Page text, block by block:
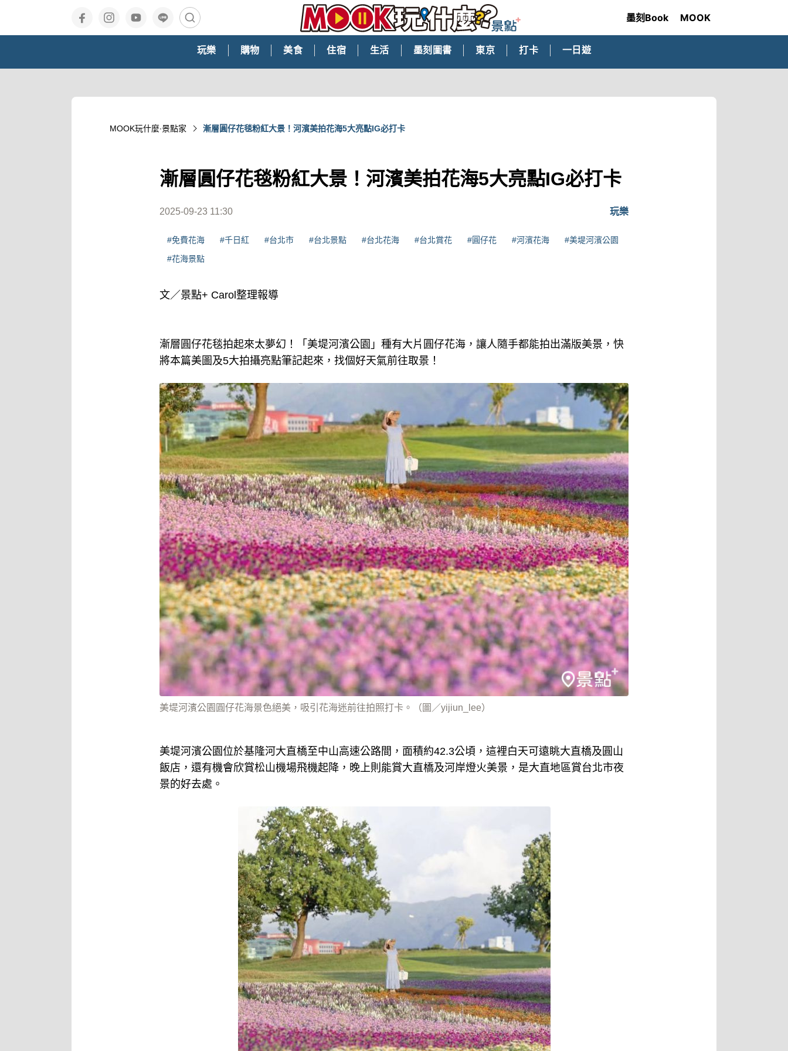
墨刻Book MOOK
玩樂 購物 美食 住宿 生活 墨刻圖書 東京 打卡 一日遊
MOOK玩什麼‧景點家 漸層圓仔花毯粉紅大景！河濱美拍花海5大亮點IG必打卡
漸層圓仔花毯粉紅大景！河濱美拍花海5大亮點IG必打卡
2025-09-23 11:30 玩樂
#免費花海 #千日紅 #台北市 #台北景點 #台北花海 #台北賞花 #圓仔花 #河濱花海
#美堤河濱公園
#花海景點
文／景點+ Carol整理報導
漸層圓仔花毯拍起來太夢幻！「美堤河濱公園」種有大片圓仔花海，讓人隨手都能拍出滿版美景，快
將本篇美圖及5大拍攝亮點筆記起來，找個好天氣前往取景！
美堤河濱公園圓仔花海景色絕美，吸引花海迷前往拍照打卡。（圖／yijiun_lee）
美堤河濱公園位於基隆河大直橋至中山高速公路間，面積約42.3公頃，這裡白天可遠眺大直橋及圓山
飯店，還有機會欣賞松山機場飛機起降，晚上則能賞大直橋及河岸燈火美景，是大直地區賞台北市夜
景的好去處。